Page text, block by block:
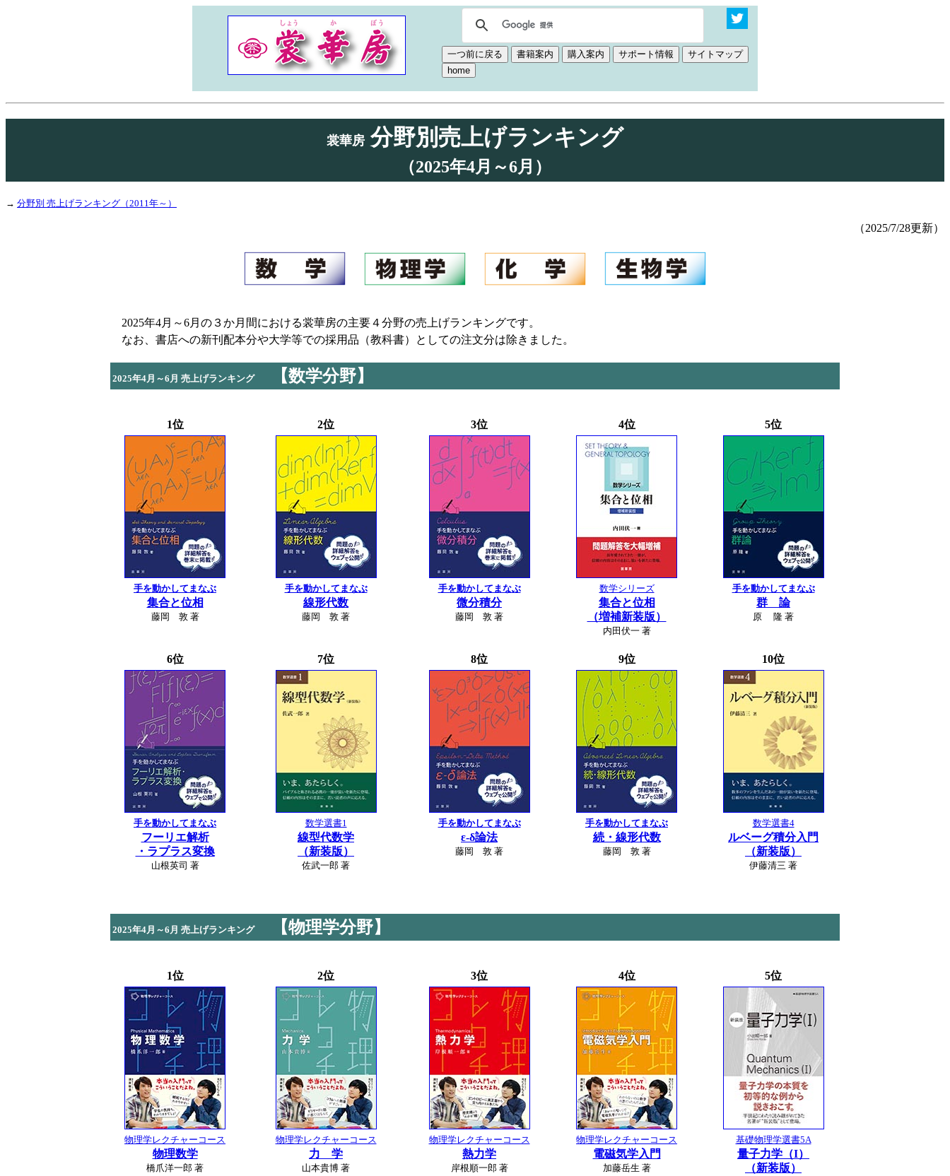
裳華房 分野別売上げランキング
（2025年4月～6月）
→ 分野別 売上げランキング（2011年～）
（2025/7/28更新）
2025年4月～6月の３か月間における裳華房の主要４分野の売上げランキングです。
なお、書店への新刊配本分や大学等での採用品（教科書）としての注文分は除きました。
2025年4月～6月 売上げランキング 【数学分野】
1位
手を動かしてまなぶ
集合と位相
藤岡 敦 著
2位
手を動かしてまなぶ
線形代数
藤岡 敦 著
3位
手を動かしてまなぶ
微分積分
藤岡 敦 著
4位
数学シリーズ
集合と位相
（増補新装版）
内田伏一 著
5位
手を動かしてまなぶ
群 論
原 隆 著
6位
手を動かしてまなぶ
フーリエ解析
・ラプラス変換
山根英司 著
7位
数学選書1
線型代数学
（新装版）
佐武一郎 著
8位
手を動かしてまなぶ
ε‐δ論法
藤岡 敦 著
9位
手を動かしてまなぶ
続・線形代数
藤岡 敦 著
10位
数学選書4
ルベーグ積分入門
（新装版）
伊藤清三 著
2025年4月～6月 売上げランキング 【物理学分野】
1位
物理学レクチャーコース
物理数学
橋爪洋一郎 著
2位
物理学レクチャーコース
力 学
山本貴博 著
3位
物理学レクチャーコース
熱力学
岸根順一郎 著
4位
物理学レクチャーコース
電磁気学入門
加藤岳生 著
5位
基礎物理学選書5A
量子力学（I）
（新装版）